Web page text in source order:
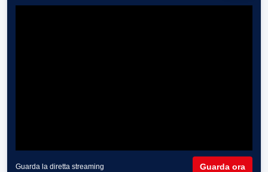
Guarda la diretta streaming Guarda ora